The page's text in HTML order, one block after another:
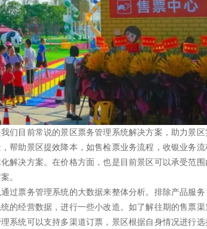
们目前常说的景区票务管理系统解决方案，助力景区
帮助景区提效降本，如售检票业务流程，收银业务流
解决方案。在价格方面，也是目前景区可以承受范围
。
过票务管理系统的大数据来整体分析。排除产品服务
的经营数据，进行一些小改造。如了解往期的售票渠
系统可以支持多渠道订票，景区根据自身情况进行选